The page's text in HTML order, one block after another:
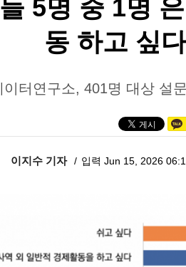
5명 중 1명
동 하고 싶
이터연구소, 401명 대상 설
이지수 기자 입력 Jun 15, 2026